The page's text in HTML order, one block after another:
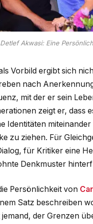
Akwasi: Eine
Vorbild ergibt sich
nach
mit der er sein
zeigt er, dass
Identitäten
zu ziehen. Für
für Kritiker eine
Denkmuster
Persönlichkeit von
Satz beschreiben
jemand, der Grenzen